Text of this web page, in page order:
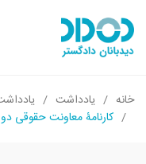
خانه یادداشت
کارنامۀ معاونت حقوقی